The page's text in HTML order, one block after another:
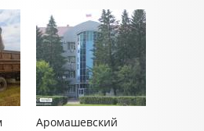
Аромашевский